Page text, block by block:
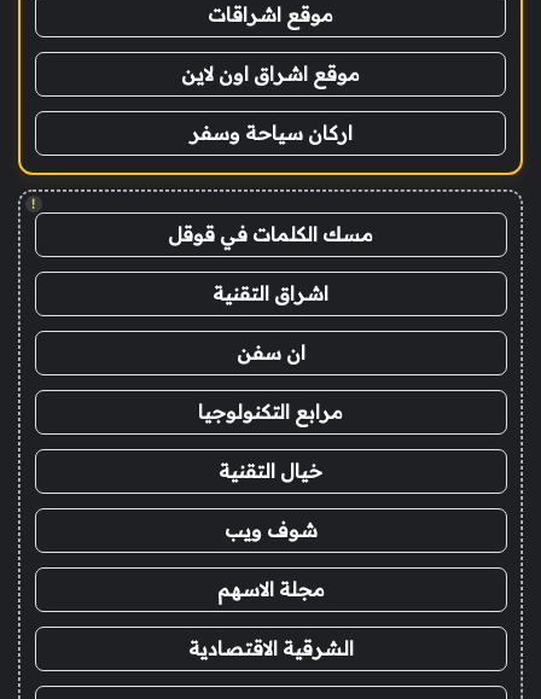
موقع اشراقات
موقع اشراق اون لاين
اركان سياحة وسفر
!
مسك الكلمات في قوقل
اشراق التقنية
ان سفن
مرابع التكنولوجيا
خيال التقنية
شوف ويب
مجلة الاسهم
الشرقية الاقتصادية